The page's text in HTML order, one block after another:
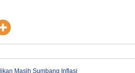
Masih Sumbang Inflasi